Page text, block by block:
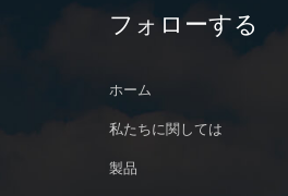
フォローする
ホーム
私たちに関しては
製品